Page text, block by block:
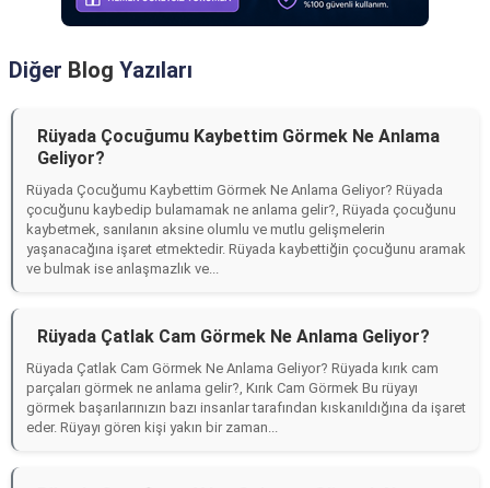
Diğer Blog Yazıları
Rüyada Çocuğumu Kaybettim Görmek Ne Anlama
Geliyor?
Rüyada Çocuğumu Kaybettim Görmek Ne Anlama Geliyor? Rüyada
çocuğunu kaybedip bulamamak ne anlama gelir?, Rüyada çocuğunu
kaybetmek, sanılanın aksine olumlu ve mutlu gelişmelerin
yaşanacağına işaret etmektedir. Rüyada kaybettiğin çocuğunu aramak
ve bulmak ise anlaşmazlık ve...
Rüyada Çatlak Cam Görmek Ne Anlama Geliyor?
Rüyada Çatlak Cam Görmek Ne Anlama Geliyor? Rüyada kırık cam
parçaları görmek ne anlama gelir?, Kırık Cam Görmek Bu rüyayı
görmek başarılarınızın bazı insanlar tarafından kıskanıldığına da işaret
eder. Rüyayı gören kişi yakın bir zaman...